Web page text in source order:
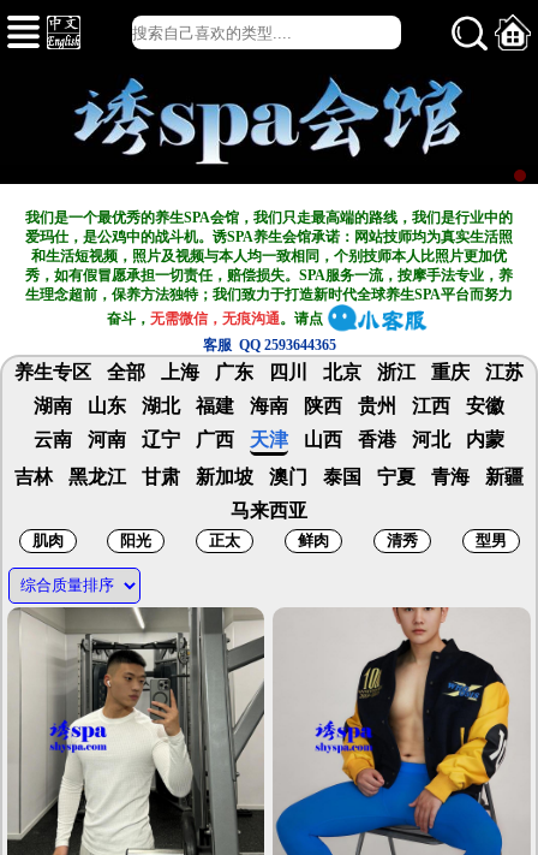
我们是一个最优秀的养生SPA会馆，我们只走最高端的路线，我们是行业中的
爱玛仕，是公鸡中的战斗机。诱SPA养生会馆承诺：网站技师均为真实生活照
和生活短视频，照片及视频与本人均一致相同，个别技师本人比照片更加优
秀，如有假冒愿承担一切责任，赔偿损失。SPA服务一流，按摩手法专业，养
生理念超前，保养方法独特；我们致力于打造新时代全球养生SPA平台而努力
奋斗，无需微信，无痕沟通。请点
客服 QQ 2593644365
养生专区 全部 上海 广东 四川 北京 浙江 重庆
江苏
湖南
山东 湖北 福建 海南 陕西 贵州 江西
安徽
云南
河南 辽宁 广西 天津 山西 香港 河北
内蒙
吉林
黑龙江 甘肃 新加坡 澳门 泰国 宁夏 青海
新疆
马来西亚